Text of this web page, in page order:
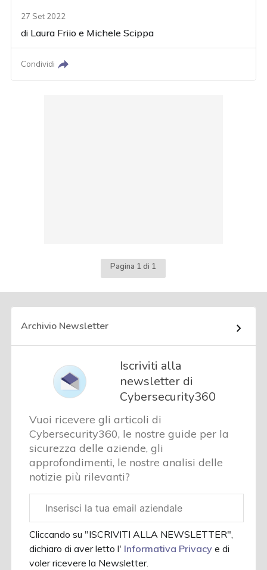
27 Set 2022
di Laura Friio e Michele Scippa
Condividi
Pagina 1 di 1
Archivio Newsletter
Iscriviti alla
newsletter di
Cybersecurity360
Vuoi ricevere gli articoli di
Cybersecurity360, le nostre guide per la
sicurezza delle aziende, gli
approfondimenti, le nostre analisi delle
notizie più rilevanti?
aziendale
Cliccando su "ISCRIVITI ALLA NEWSLETTER",
dichiaro di aver letto l' Informativa Privacye di
voler ricevere la Newsletter.